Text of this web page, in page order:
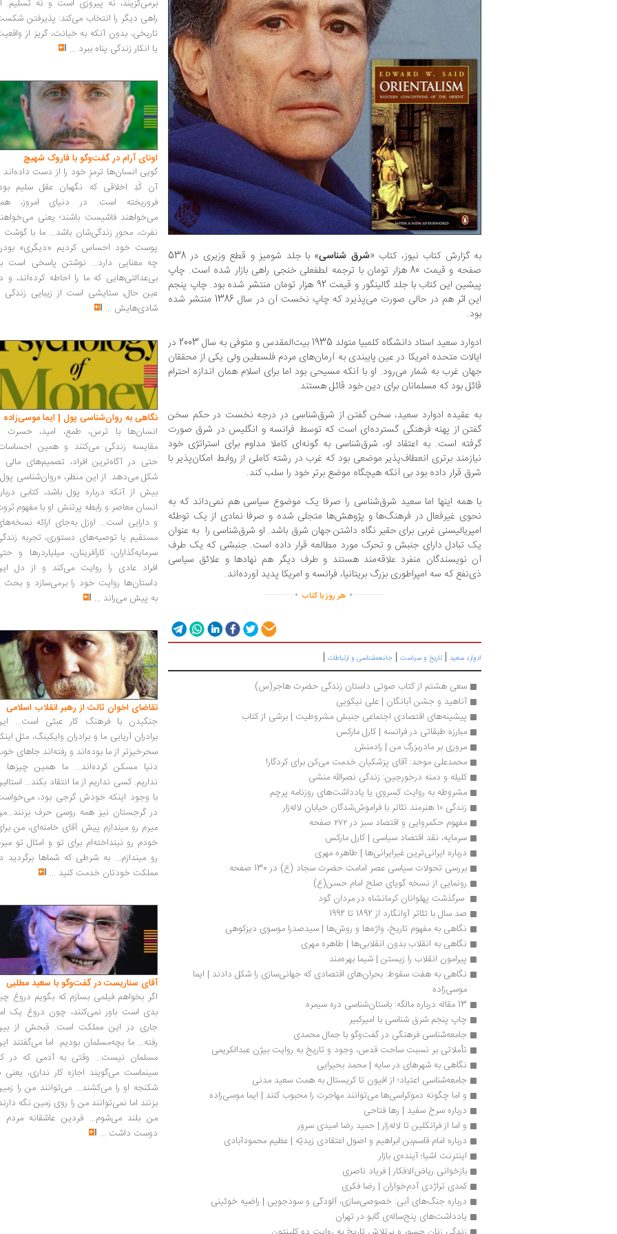
به گزارش کتاب نیوز، کتاب «شرق شناسی
» با جلد شومیز و قطع وزیری در 538
صفحه و قیمت 80 هزار تومان با ترجمه لطفعلی خنجی راهی بازار شده است. چاپ
پیشین این کتاب با جلد گالینگور و قیمت 92 هزار تومان منتشر شده بود. چاپ پنجم
این اثر هم در حالی صورت می‌پذیرد که چاپ نخست آن در سال 1386 منتشر شده
بود.
ادوارد سعید استاد دانشگاه کلمبیا متولد 1935 بیت‌المقدس و متوفی به سال 2003 در
ایالات متحده امریکا در عین پایبندی به آرمان‌های مردم فلسطین ولی یکی از محققان
جهان غرب به شمار می‌رود. او با آنکه مسیحی بود اما برای اسلام همان اندازه احترام
قائل بود که مسلمانان برای دین خود قائل هستند.
به عقیده ادوارد سعید، سخن گفتن از شرق‌شناسی در درجه نخست در حکم سخن
گفتن از پهنه فرهنگی گسترده‌ای است که توسط فرانسه و انگلیس در شرق صورت
گرفته است. به اعتقاد او، شرق‌شناسی به گونه‌ای کاملا مداوم برای استراتژی خود
نیازمند برتری انعطاف‌پذیر موضعی بود که غرب در رشته کاملی از روابط امکان‌پذیر با
شرق قرار داده بود بی آنکه هیچگاه موضع برتر خود را سلب کند.
با همه اینها اما سعید شرق‌شناسی را صرفا یک موضوع سیاسی هم نمی‌داند که به
نحوی غیرفعال در فرهنگ‌ها و پژوهش‌ها متجلی شده و صرفا نمادی از یک توطئه
امپریالیسنی غربی برای حقیر نگاه داشتن جهان شرق باشد. او شرق‌شناسی را به عنوان
یک تبادل دارای جنبش و تحرک مورد مطالعه قرار داده است. جنبشی که یک طرف
آن نویسندگان منفرد علاقه‌مند هستند و طرف دیگر هم نهادها و علائق سیاسی
ذی‌نفع که سه امپراطوری بزرگ بریتانیا، فرانسه و امریکا پدید آورده‌اند.
...............
.هر روز با کتاب .
..............
ادوارد سعید | تاریخ و سیاست | جامعه‌شناسی و ارتباطات |
سعی هشتم از کتاب صوتی داستان زندگی حضرت هاجر(س)
آناهید و جشن آبانگان | علی نیکویی
پیشینه‌های اقتصادی اجتماعی جنبش مشروطیت | برشی از کتاب
مبارزه طبقاتی در فرانسه | کارل مارکس
مروری بر مادربزرگ من | رادمنش
محمدعلی موحد: آقای پزشکیان خدمت می‌کن برای کردگار!
کلیله و دمنه درخورجین: زندگی نصرالله منشی
مشروطه به روایت کسروی یا یادداشت‌­های روزنامه پرچم
زندگی ۱۰ هنرمند تئاتر با فراموش‌شدگان خیابان لاله‌زار
مفهوم حکمروایی و اقتصاد سبز در ۲۷۲ صفحه
سرمایه، نقد اقتصاد سیاسی | کارل مارکس
درباره ایرانی‌ترین غیرایرانی‌ها | طاهره مهری
بررسی تحولات سیاسی عصر امامت حضرت سجاد (ع) در 130 صفحه
رونمایی از نسخه گویای صلح امام حسن(ع)
سرگذشت‌ پهلوانان کرمانشاه در مردان گود
صد سال با تئاتر آوانگارد از 1892 تا 1992
نگاهی به مفهوم تاریخ، واژه‌ها و روش‌ها | سیدصدرا موسوی دیزکوهی
نگاهی به انقلاب بدون انقلابی‌ها | طاهره مهری
پیرامون انقلاب را زیستن | شیما بهره‌مند
موسی‌زاده
13 مقاله درباره مالگه: باستان‌شناسی دره سیمره
چاپ پنجم شرق شناسی با امیرکبیر
جامعه‌شناسی فرهنگی در گفت‌وگو با جمال محمدی
تأملاتی بر نسبت ساحت قدس، وجود و تاریخ به روایت بیژن عبدالکریمی
نگاهی به شهرهای در سایه | محمد بحیرایی
جامعه‌شناسی اعتیاد؛ از افیون تا کریستال به همت سعید مدنی
و اما چگونه دموکراسی‌ها می‌توانند مهاجرت را محبوب کنند | ایما موسی‌زاده
درباره سرخ سفید | رها فتاحی
و اما از فرانکلین تا لاله‌زار | حمید رضا امیدی سرور
درباره امام قاسم‌بن ابراهیم و اصول اعتقادی زیدیّه | عظیم محمودآبادی
اینترنت اشیا؛ آینده‌ی بازار
بازخوانی ریاض‌الافکار | فریاد ناصری
کمدی تراژدی آدم‌خواران | رضا فکری
درباره جنگ‌های‌ آبی: خصوصی‌سازی، آلودگی و سودجویی | راضیه خوئینی
یادداشت‌های پنج‌ساله‌ی گابو در تهران
برمی‌گزیند، نه پیروزی است و نه تسلیم.
راهی دیگر را انتخاب می‌کند: پذیرفتن
تاریخی، بدون آنکه به خیانت، گریز از
یا انکار زندگی پناه ببرد ...
اونای آرام در گفت‌وگو با فاروک شهیچ‭
گویی انسان‌ها ترمزِ خود را از دست داده‌اند
آن کُدِ اخلاقی که نگهبان عقل سلیم
فروریخته است. در دنیای امروز،
می‌خواهند فاشیست باشند؛ یعنی
نفرت، محورِ زندگی‌شان باشد... ما با گوشت
پوست خود احساس کردیم «دیگری»
چه معنایی دارد... نوشتن پاسخی است
بی‌عدالتی‌هایی که ما را احاطه کرده‌اند، و
عین حال، ستایشی است از زیبایی زندگی
شادی‌هایش ...
نگاهی به روان‌شناسی پول | ایما موسی‌زاده
انسان‌ها با ترس، طمع، امید، حسرت
مقایسه زندگی می‌کنند و همین
حتی در آگاه‌ترین افراد، تصمیم‌های مالی
شکل می‌دهد. از این منظر، «روان‌شناسی
بیش از آنکه درباره پول باشد، کتابی
انسان معاصر و رابطه پرتنش او با مفهوم
و دارایی است... اوزل به‌جای ارائه
مستقیم یا توصیه‌های دستوری، تجربه
سرمایه‌گذاران، کارآفرینان، میلیاردرها و
افراد عادی را روایت می‌کند و از دل
داستان‌ها روایت خود را برمی‌سازد و بحث
به پیش می‌راند ...
تقاضای اخوان ثالث از رهبر انقلاب اسلامی
جنگیدن با فرهنگ کار عبثی است...
برادران آریایی ما و برادران وایکینگ، مثل
سحرخیزتر از ما بوده‌اند و رفته‌اند جاهای
دنیا مسکن کرده‌اند... ما همین چیزها
نداریم. کسی نداریم از ما انتقاد بکند...
با وجود اینکه خودش گرجی بود،
در گرجستان نیز همه روسی حرف
میرم رو میندازم پیش آقای خامنه‌ای، من
خودم رو نینداخته‌ام برای تو و امثال تو
رو میندازم... به شرطی که شماها برگردید
مملکت خودتان خدمت کنید ...
آقای سناریست در گفت‌وگو با سعید مطلبی
اگر بخواهم فیلمی بسازم که بگویم دروغ
بدی است باور نمی‌کنند، چون دروغ یک
جاری در این مملکت است. قبحش از
رفته... ما بچه‌مسلمان بودیم. اما می‌گفتند
مسلمان نیست... وقتی به آدمی که در
سینماست می‌گویند اجازه کار نداری، یعنی
شکنجه او را می‌کشند... می‌توانند من را
بزنند اما نمی‌توانند من را روی زمین نگه
من بلند می‌شوم... فردین عاشقانه مردم
دوست داشت ...